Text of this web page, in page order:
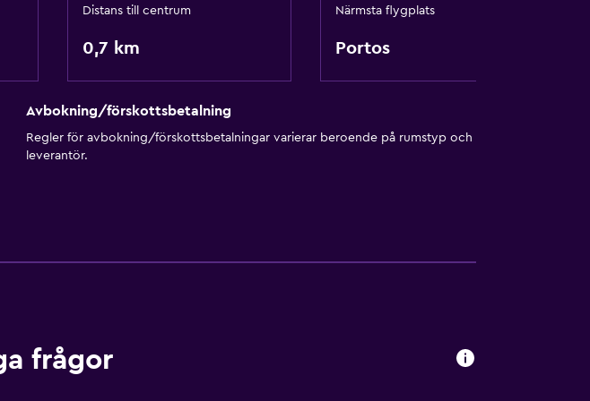
Toalettpapper
Morgonrock
Walk-in-dusch
Kokvrå
Distans till centrum
0,7 km
Närmsta flygplats
Portos
Avbokning/förskottsbetalning
Regler för avbokning/förskottsbetalningar varierar beroende på rumstyp och
leverantör.
frågor